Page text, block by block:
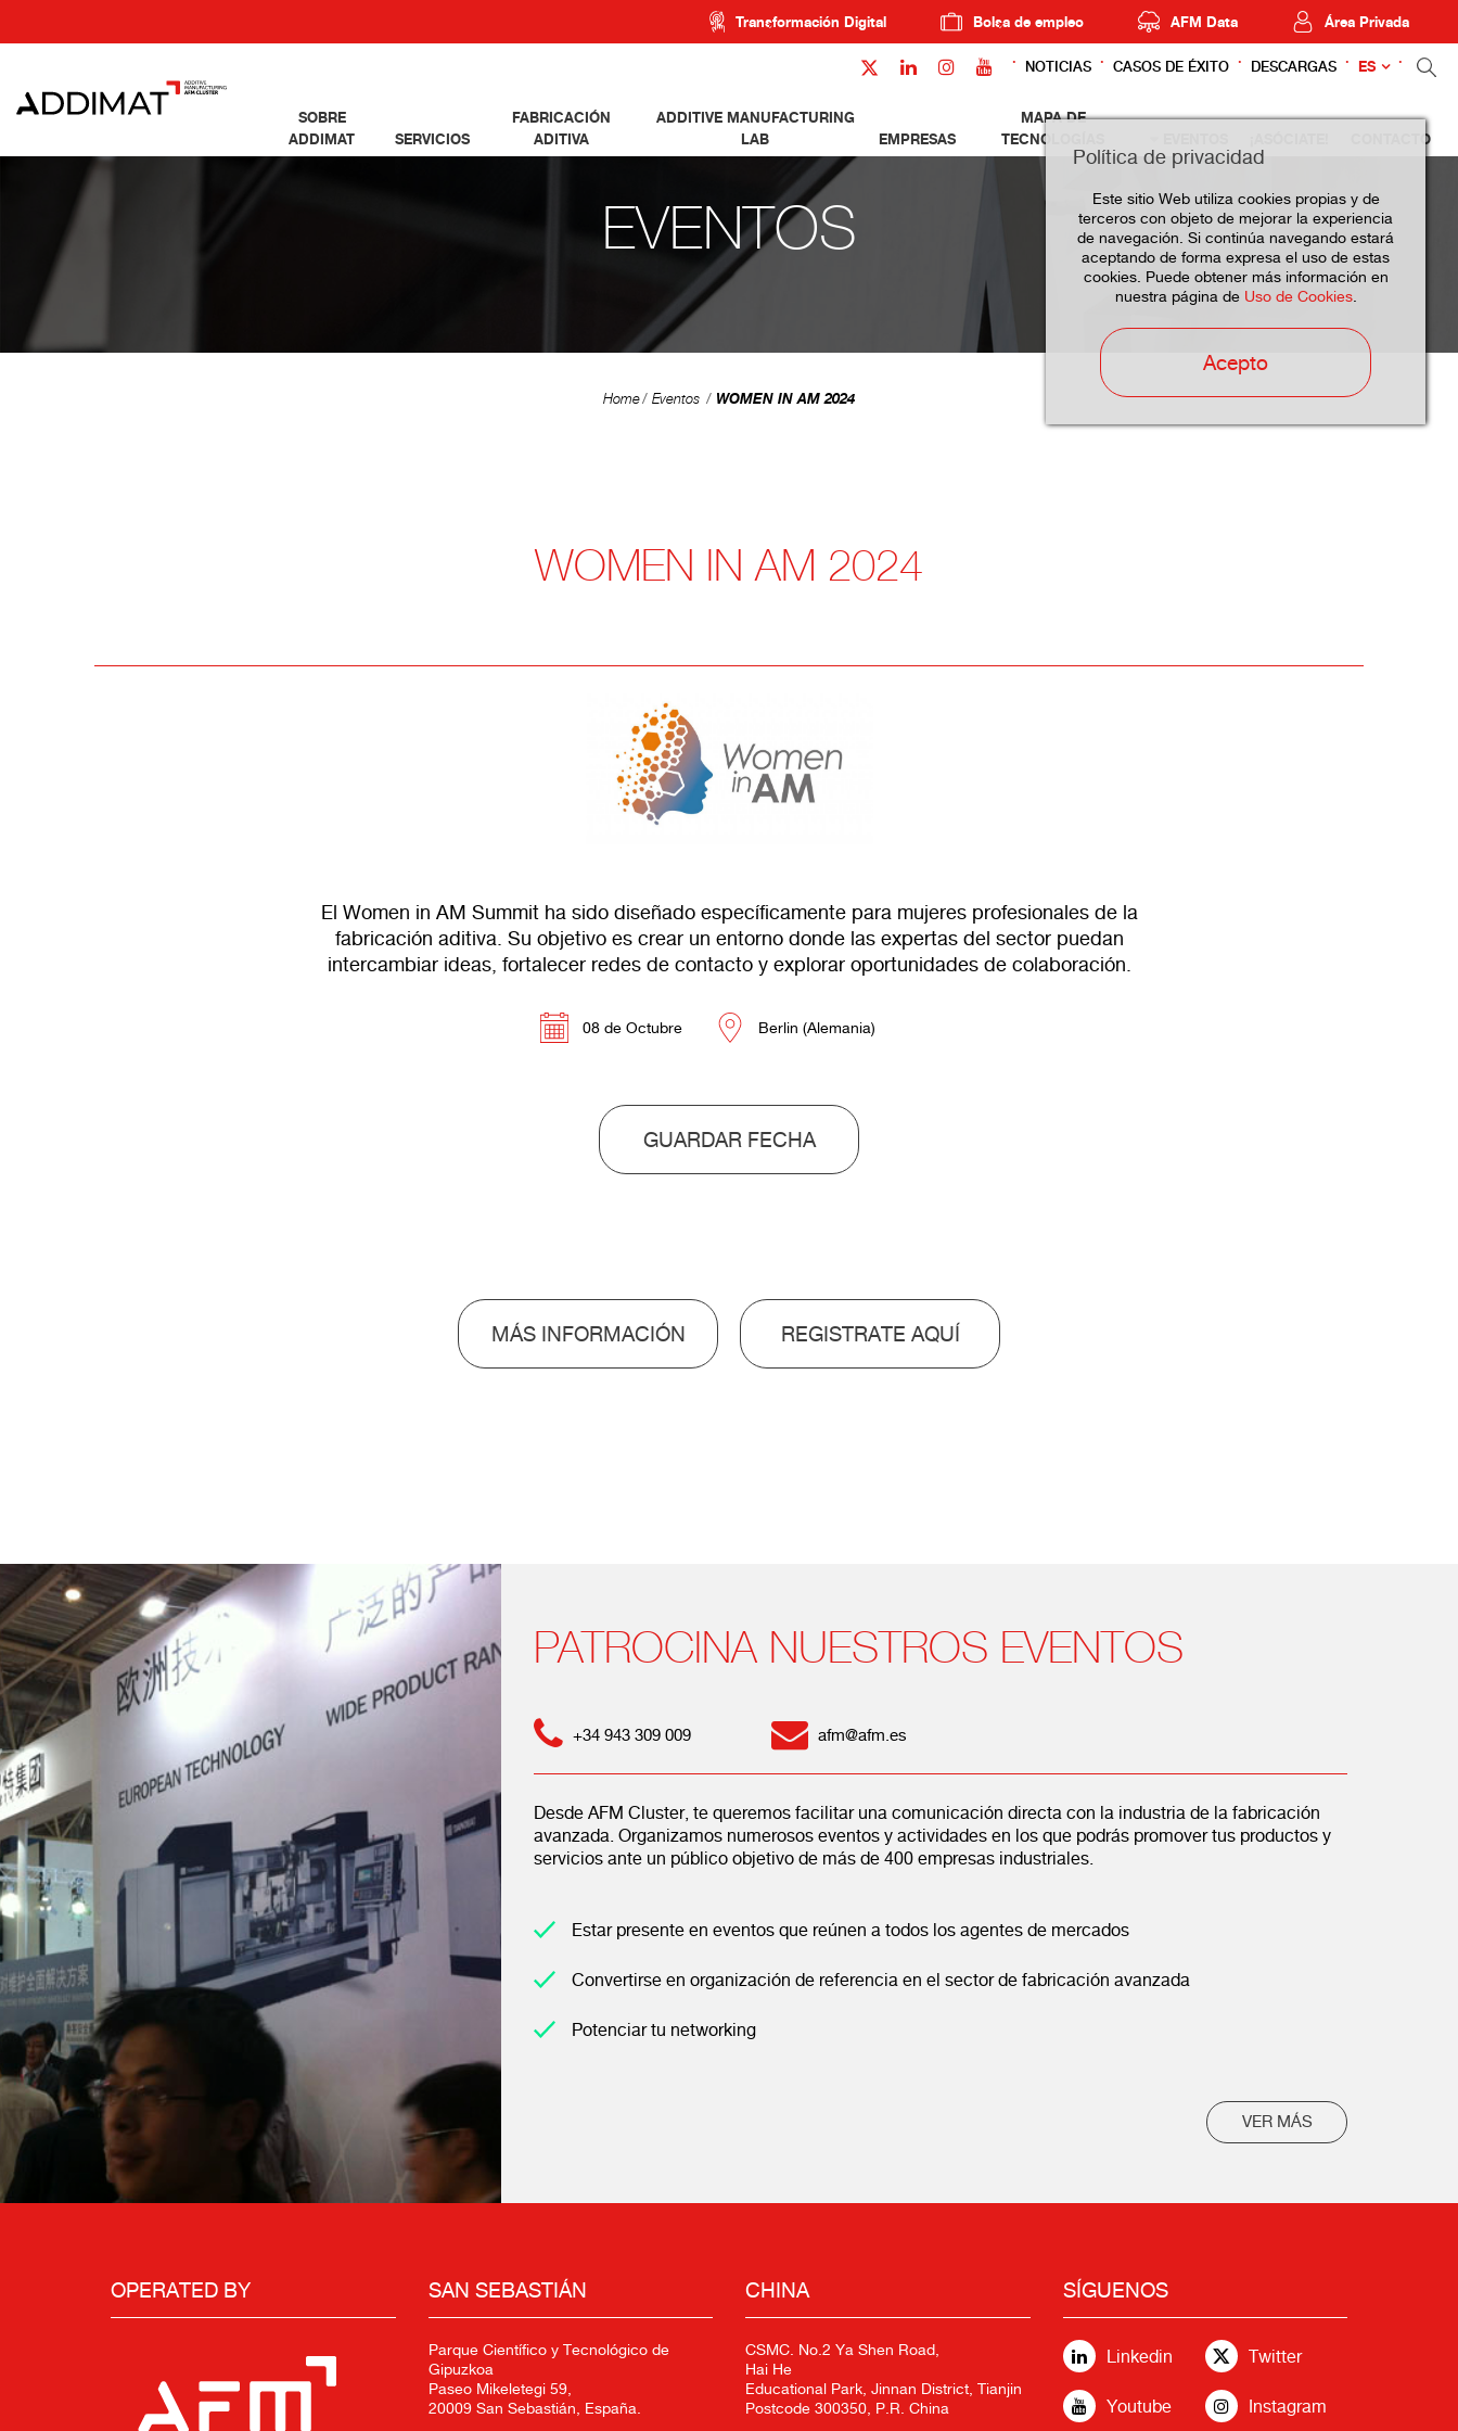
Transformación Digital Bolsa de empleo AFM Data Área Privada
NOTICIAS CASOS DE ÉXITO DESCARGAS ES
SOBRE
ADDIMAT
SERVICIOS
FABRICACIÓN
ADITIVA
ADDITIVE MANUFACTURING
LAB
EMPRESAS
MAPA DE
TECNOLOGÍAS
CONTACTO
Política de privacidad
Este sitio Web utiliza cookies propias y de
terceros con objeto de mejorar la experiencia
de navegación. Si continúa navegando estará
aceptando de forma expresa el uso de estas
cookies. Puede obtener más información en
nuestra página de Uso de Cookies.
Acepto
EVENTOS
Home Eventos WOMEN IN AM 2024
WOMEN IN AM 2024
El Women in AM Summit ha sido diseñado específicamente para mujeres profesionales de la
fabricación aditiva. Su objetivo es crear un entorno donde las expertas del sector puedan
intercambiar ideas, fortalecer redes de contacto y explorar oportunidades de colaboración.
08 de Octubre Berlin (Alemania)
GUARDAR FECHA
MÁS INFORMACIÓN REGISTRATE AQUÍ
PATROCINA NUESTROS EVENTOS
+34 943 309 009 afm@afm.es
Desde AFM Cluster, te queremos facilitar una comunicación directa con la industria de la fabricación
avanzada. Organizamos numerosos eventos y actividades en los que podrás promover tus productos y
servicios ante un público objetivo de más de 400 empresas industriales.
Estar presente en eventos que reúnen a todos los agentes de mercados
Convertirse en organización de referencia en el sector de fabricación avanzada
Potenciar tu networking
VER MÁS
OPERATED BY SAN SEBASTIÁN
Parque Científico y Tecnológico de
Gipuzkoa
Paseo Mikeletegi 59,
20009 San Sebastián, España.
CHINA
CSMC. No.2 Ya Shen Road,
Hai He
Educational Park, Jinnan District, Tianjin
Postcode 300350, P.R. China
SÍGUENOS
Linkedin Twitter
Youtube Instagram